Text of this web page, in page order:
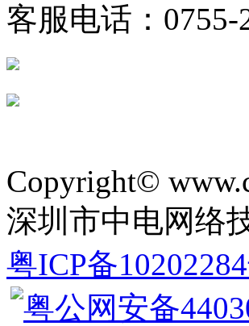
客服电话：0755-
Copyright©
深圳市中电网络
粤ICP备
粤公网安备